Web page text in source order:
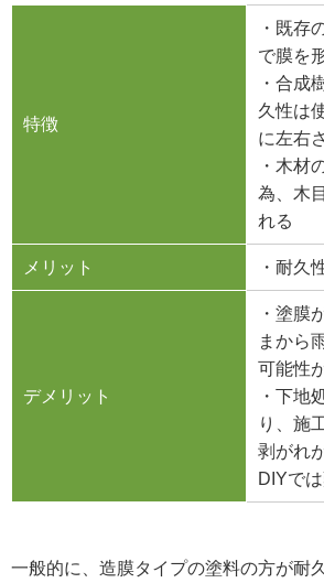
特徴
・既存
で膜を
・合成
久性は
に左右
・木材
為、木
れる
メリット ・耐久
デメリット
・塗膜
まから
可能性
・下地
り、施
剥がれ
DIYで
一般的に、造膜タイプの塗料の方が耐